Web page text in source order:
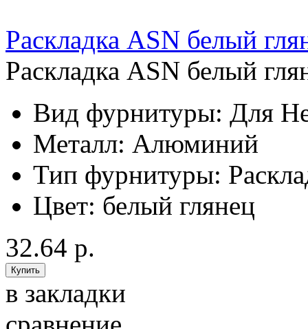
Раскладка ASN белый
Раскладка ASN белый
Вид фурнитуры: Для
Металл: Алюминий
Тип фурнитуры:
Цвет: белый глянец
32.64 р.
в закладки